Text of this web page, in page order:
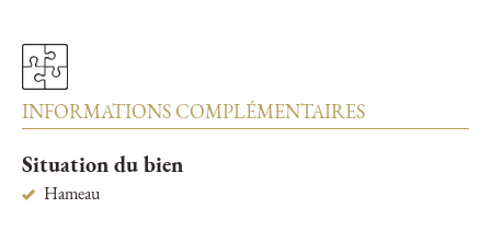
INFORMATIONS COMPLÉMENTAIRES
Situation du bien
Hameau